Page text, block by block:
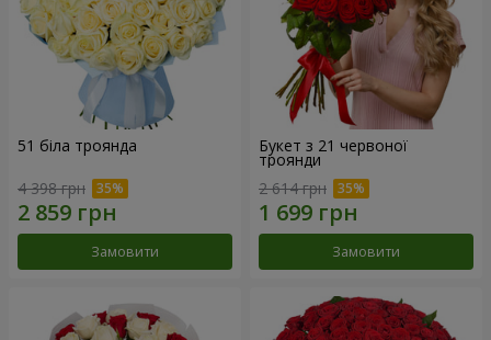
51 біла троянда
4 398 грн
Замовити
Букет з 21 червоної
троянди
2 614 грн
Замовити